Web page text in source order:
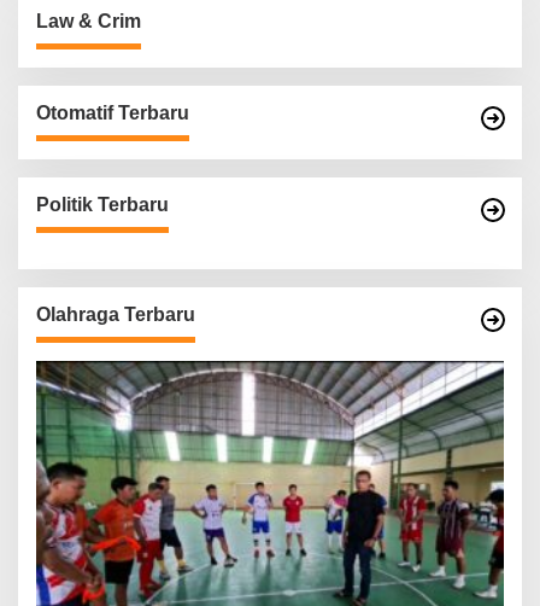
Law & Crim
Otomatif Terbaru
Politik Terbaru
Olahraga Terbaru